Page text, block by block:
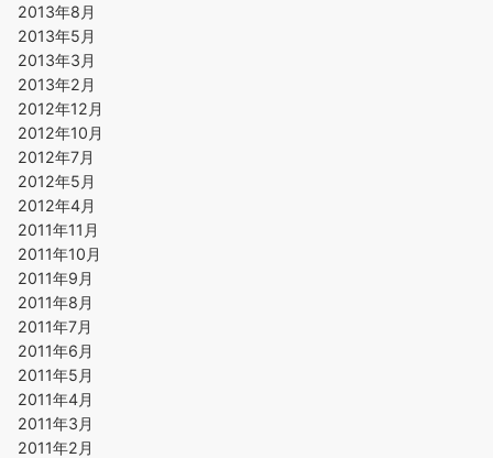
2013年8月
2013年5月
2013年3月
2013年2月
2012年12月
2012年10月
2012年7月
2012年5月
2012年4月
2011年11月
2011年10月
2011年9月
2011年8月
2011年7月
2011年6月
2011年5月
2011年4月
2011年3月
2011年2月